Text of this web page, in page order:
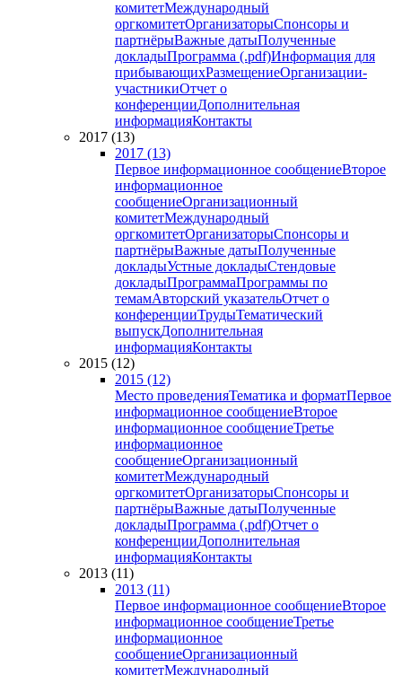
комитетМеждународный
оргкомитетОрганизаторыСпонсоры и
партнёрыВажные датыПолученные
докладыПрограмма (.pdf)Информация для
прибывающихРазмещениеОрганизации-
участникиОтчет о
конференцииДополнительная
информацияКонтакты
2017 (13)
2017 (13)
Первое информационное сообщениеВторое
информационное
сообщениеОрганизационный
комитетМеждународный
оргкомитетОрганизаторыСпонсоры и
партнёрыВажные датыПолученные
докладыУстные докладыСтендовые
докладыПрограммаПрограммы по
темамАвторский указательОтчет о
конференцииТрудыТематический
выпускДополнительная
информацияКонтакты
2015 (12)
2015 (12)
Место проведенияТематика и форматПервое
информационное сообщениеВторое
информационное сообщениеТретье
информационное
сообщениеОрганизационный
комитетМеждународный
оргкомитетОрганизаторыСпонсоры и
партнёрыВажные датыПолученные
докладыПрограмма (.pdf)Отчет о
конференцииДополнительная
информацияКонтакты
2013 (11)
2013 (11)
Первое информационное сообщениеВторое
информационное сообщениеТретье
информационное
сообщениеОрганизационный
комитетМеждународный